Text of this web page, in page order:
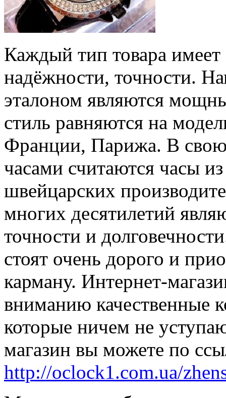
Каждый тип товара имеет
надёжности, точности.
эталоном являются
стиль равняются на
Франции, Парижа. В свою
часами считаются часы
швейцарских
многих десятилетий
точности и
стоят очень дорого и
карману. Интернет-
вниманию качественные
которые ничем не
магазин вы можете по
http://oclock1.com.ua/